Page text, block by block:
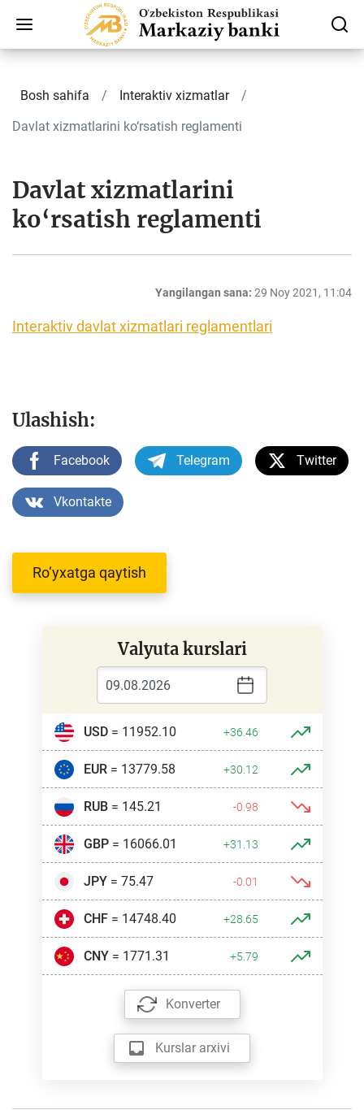
Bosh sahifa
Interaktiv xizmatlar
Davlat xizmatlarini ko‘rsatish reglamenti
Davlat xizmatlarini
ko‘rsatish reglamenti
Yangilangan sana: 29 Noy 2021, 11:04
Interaktiv davlat xizmatlari reglamentlari
Ulashish:
Facebook Telegram Twitter
Vkontakte
Ro‘yxatga qaytish
Valyuta kurslari
USD= 11952.10 +36.46
EUR= 13779.58 +30.12
RUB= 145.21 -0.98
GBP= 16066.01 +31.13
JPY= 75.47 -0.01
CHF= 14748.40 +28.65
CNY= 1771.31 +5.79
Konverter
Kurslar arxivi